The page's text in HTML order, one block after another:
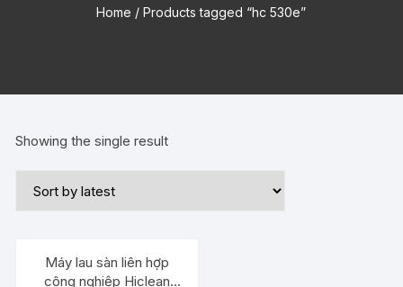
Home / Products tagged “hc 530e”
Showing the single result
Máy lau sàn liên hợp
công nghiệp Hiclean